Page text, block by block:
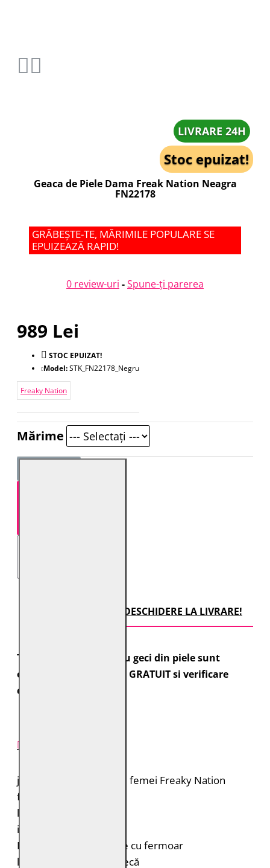
LIVRARE 24H
Stoc epuizat!
Geaca de Piele Dama Freak Nation Neagra
FN22178
GRĂBEȘTE-TE, MĂRIMILE POPULARE SE
EPUIZEAZĂ RAPID!
0 review-uri -Spune-ţi parerea
989 Lei
STOC EPUIZAT!
Model:STK_FN22178_Negru
Freaky Nation
Mărime
TRANSPORT CU DESCHIDERE LA LIVRARE!
Toate comenzile pentru geci din piele sunt
expediate cu transport GRATUIT si verificare
colet.
jacheta din piele pentru femei Freaky Nation
fit waisted trendy
look Vintage cu detalii
inchidere cu fermoar
Doua buzunare frontale cu fermoar
logo-ul metalic pe mânecă